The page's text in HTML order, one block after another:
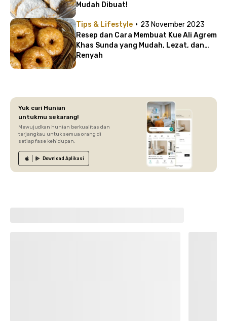
Mudah Dibuat!
Tips & Lifestyle · 23 November 2023
Resep dan Cara Membuat Kue Ali Agrem
Khas Sunda yang Mudah, Lezat, dan
Renyah
Yuk cari Hunian
untukmu sekarang!
Mewujudkan hunian berkualitas dan
terjangkau untuk semua orang di
setiap fase kehidupan.
Download Aplikasi